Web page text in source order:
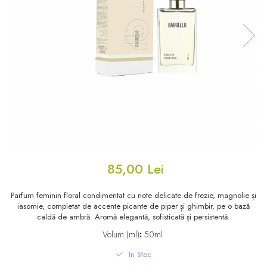
Floral - Lemnos - Mosc
Floral-Fructat-Gurmand
Lemnos-Cypre
Oriental-Condimentat
Aromatic-Fougere
Aromatic-Condimentat
Lemnos-Floral/Mosc
Lemnos-Cypre
Lemnos-Acvatic
85,00 Lei
Parfum feminin floral condimentat cu note delicate de frezie, magnolie și
iasomie, completat de accente picante de piper și ghimbir, pe o bază
caldă de ambră. Aromă elegantă, sofisticată și persistentă.
Volum (ml): 50ml
In Stoc